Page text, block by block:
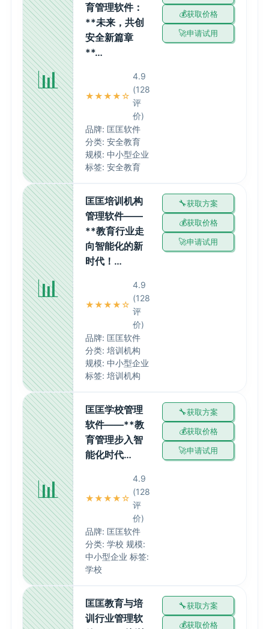
📊
育管理软件：
**未来，共创
安全新篇章
**…
★★★★☆
4.9
(128
评
价)
品牌: 匡匡软件
分类: 安全教育
规模: 中小型企业
标签: 安全教育
获取价格
申请试用
📊
匡匡培训机构
管理软件——
**教育行业走
向智能化的新
时代！…
★★★★☆
4.9
(128
评
价)
品牌: 匡匡软件
分类: 培训机构
规模: 中小型企业
标签: 培训机构
获取方案
获取价格
申请试用
📊
匡匡学校管理
软件——**教
育管理步入智
能化时代…
★★★★☆
4.9
(128
评
价)
品牌: 匡匡软件
分类: 学校 规模:
中小型企业 标签:
学校
获取方案
获取价格
申请试用
匡匡教育与培
训行业管理软
获取方案
获取价格